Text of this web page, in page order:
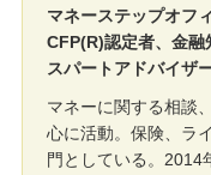
マネーステップオフ
CFP(R)認定者、金融
スパートアドバイザ
マネーに関する相談
心に活動。保険、ラ
門としている。2014